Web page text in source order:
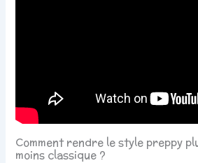
Comment rendre le style preppy
moins classique ?